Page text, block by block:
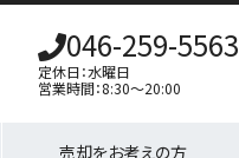
046-259-5563
定休日：水曜日
営業時間：8:30～20:00
売却をお考えの方